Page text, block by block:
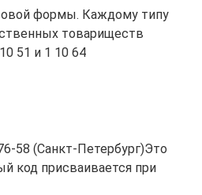
формы. Каждому типу
товариществ
51 и 1 10 64
58 (Санкт-Петербург)Это
код присваивается при